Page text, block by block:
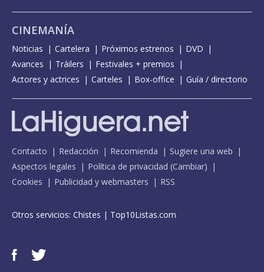
CINEMANÍA
Noticias Cartelera Próximos estrenos
DVD
Avances
Tráilers
Festivales + premios
Actores y actrices
Carteles Box-office Guía / directorio
Contacto Redacción Recomienda
Sugiere una web
Aspectos legales
Política de privacidad (Cambiar)
Cookies
Publicidad y webmasters RSS
Otros servicios: Chistes | Top10Listas.com